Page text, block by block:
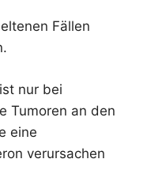
Fällen
nur bei
Tumoren an den
eine
verursachen